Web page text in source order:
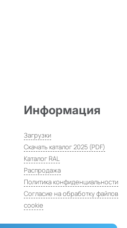
Информация
Загрузки
Скачать каталог 2025 (PDF)
Каталог RAL
Распродажа
Политика конфиденциальности
Согласие на обработку файлов
cookie